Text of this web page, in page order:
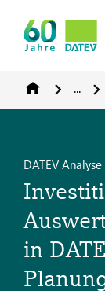
...
DATEV
in